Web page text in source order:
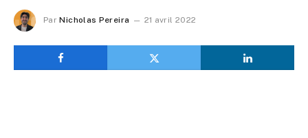
Par Nicholas Pereira 21 avril 2022